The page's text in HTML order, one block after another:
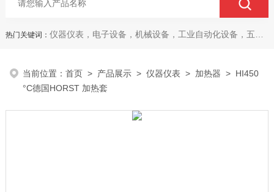
热门关键词： 仪器仪表，电子设备，机械设备，工业自动化设备，五金产品，电线电缆，金属材料，电子
当前位置：首页 > 产品展示 >仪器仪表 > 加热器 > HI450
°C德国HORST 加热套